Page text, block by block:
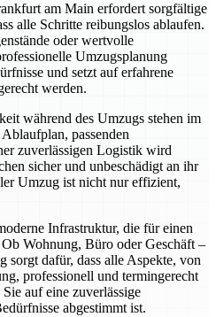
am Main erfordert sorgfältige
alle Schritte reibungslos ablaufen.
oder wertvolle
Umzugsplanung
und setzt auf erfahrene
werden.
während des Umzugs stehen im
passenden
zuverlässigen Logistik wird
sicher und unbeschädigt an ihr
Umzug ist nicht nur effizient,
Infrastruktur, die für einen
Wohnung, Büro oder Geschäft –
sorgt dafür, dass alle Aspekte, von
professionell und termingerecht
auf eine zuverlässige
abgestimmt ist.